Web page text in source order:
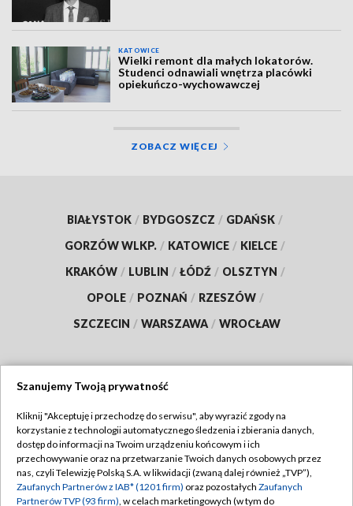
KATOWICE
Wielki remont dla małych lokatorów.
Studenci odnawiali wnętrza placówki
opiekuńczo-wychowawczej
ZOBACZ WIĘCEJ
BIAŁYSTOK / BYDGOSZCZ / GDAŃSK /
GORZÓW WLKP. / KATOWICE / KIELCE /
KRAKÓW / LUBLIN / ŁÓDŹ / OLSZTYN /
OPOLE / POZNAŃ / RZESZÓW /
SZCZECIN / WARSZAWA / WROCŁAW
TVP
Abonament TVP
Emisja w TVP
Regulamin TVP
Polityka prywatności
Szanujemy Twoją prywatność
Kliknij "Akceptuję i przechodzę do serwisu", aby wyrazić zgody na
korzystanie z technologii automatycznego śledzenia i zbierania danych,
dostęp do informacji na Twoim urządzeniu końcowym i ich
przechowywanie oraz na przetwarzanie Twoich danych osobowych przez
nas, czyli Telewizję Polską S.A. w likwidacji (zwaną dalej również „TVP”),
Zaufanych Partnerów z IAB* (1201 firm) oraz pozostałych Zaufanych
Partnerów TVP (93 firm), w celach marketingowych (w tym do